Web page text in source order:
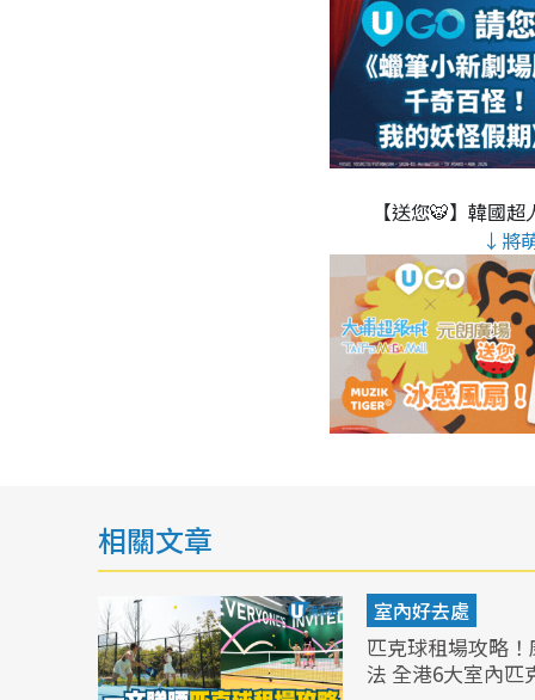
【送您🐯】韓國
↓將
相關文章
室內好去處
匹克球租場攻略
法 全港6大室內